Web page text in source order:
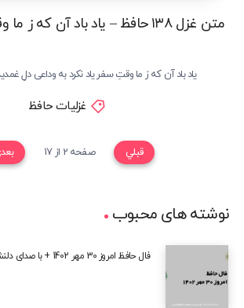
متن غزل ۱۳۸ حافظ – یاد باد آن که ز ما وقت سفر یاد نکرد
یاد باد آن که ز ما وقتِ سفر یاد نکرد به وداعی دلِ
غزلیات حافظ
قبلي صفحه 2 از 17
نوشته های محبوب
فال حافظ امروز 30 مهر 1402 + با صدای دلنشین فریدون فرح‌اندوز